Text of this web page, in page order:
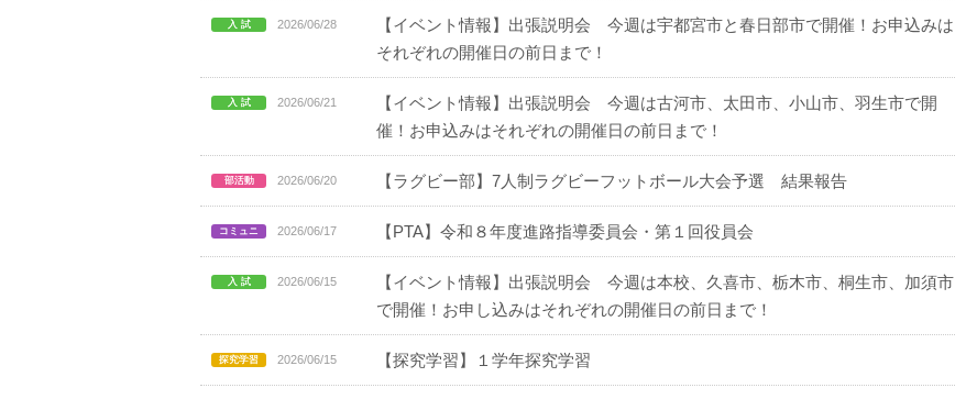
2026/06/28
【イベント情報】出張説明会 今週は宇都宮市と春日部市で開催！お申込みは
それぞれの開催日の前日まで！
2026/06/21
【イベント情報】出張説明会 今週は古河市、太田市、小山市、羽生市で開
催！お申込みはそれぞれの開催日の前日まで！
2026/06/20 【ラグビー部】7人制ラグビーフットボール大会予選 結果報告
2026/06/17 【PTA】令和８年度進路指導委員会・第１回役員会
2026/06/15
【イベント情報】出張説明会 今週は本校、久喜市、栃木市、桐生市、加須市
で開催！お申し込みはそれぞれの開催日の前日まで！
2026/06/15 【探究学習】１学年探究学習